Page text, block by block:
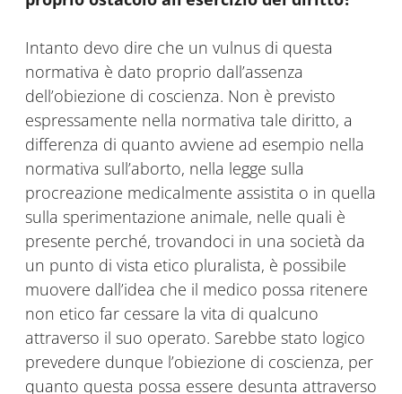
Intanto devo dire che un vulnus di questa
normativa è dato proprio dall’assenza
dell’obiezione di coscienza. Non è previsto
espressamente nella normativa tale diritto, a
differenza di quanto avviene ad esempio nella
normativa sull’aborto, nella legge sulla
procreazione medicalmente assistita o in quella
sulla sperimentazione animale, nelle quali è
presente perché, trovandoci in una società da
un punto di vista etico pluralista, è possibile
muovere dall’idea che il medico possa ritenere
non etico far cessare la vita di qualcuno
attraverso il suo operato. Sarebbe stato logico
prevedere dunque l’obiezione di coscienza, per
quanto questa possa essere desunta attraverso